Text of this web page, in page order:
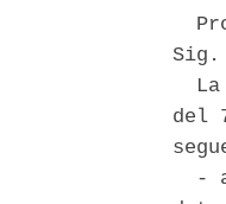
Sig.
La
del
-